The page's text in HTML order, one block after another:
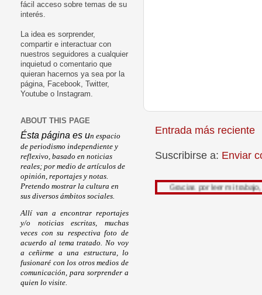
Entrada más reciente
Suscribirse a: Enviar
Gracias por leer mi trabajo, su
fácil acceso sobre temas de su
interés.
La idea es sorprender,
compartir e interactuar con
nuestros seguidores a cualquier
inquietud o comentario que
quieran hacernos ya sea por la
página, Facebook, Twitter,
Youtube o Instagram.
ABOUT THIS PAGE
Ésta página es un espacio
de periodismo independiente y
reflexivo, basado en noticias
reales; por medio de artículos de
opinión, reportajes y notas.
Pretendo mostrar la cultura en
sus diversos ámbitos sociales.
Allí van a encontrar reportajes
y/o noticias escritas, muchas
veces con su respectiva foto de
acuerdo al tema tratado. No voy
a ceñirme a una estructura, lo
fusionaré con los otros medios de
comunicación, para sorprender a
quien lo visite.